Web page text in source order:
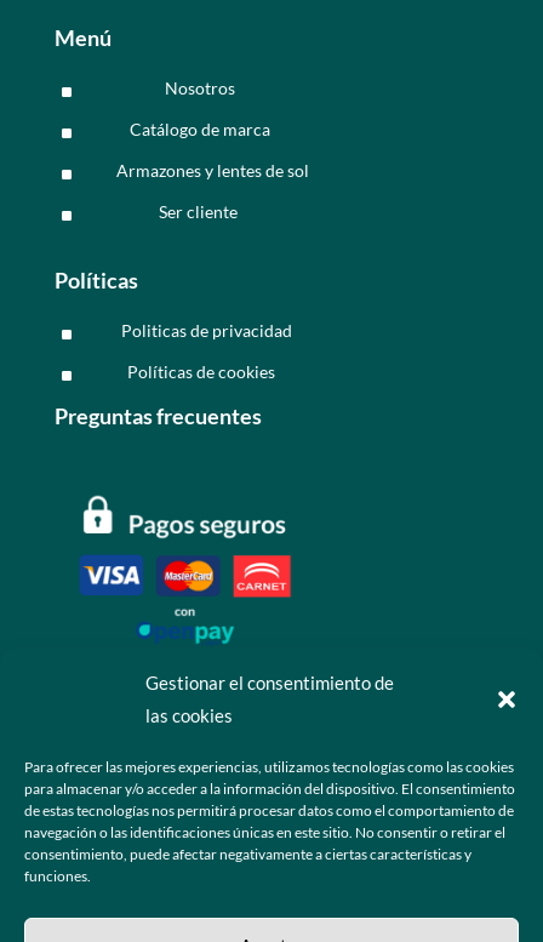
Gestionar el consentimiento de
las cookies
Para ofrecer las mejores experiencias, utilizamos tecnologías como las cookies
para almacenar y/o acceder a la información del dispositivo. El consentimiento
de estas tecnologías nos permitirá procesar datos como el comportamiento de
navegación o las identificaciones únicas en este sitio. No consentir o retirar el
consentimiento, puede afectar negativamente a ciertas características y
funciones.
Menú
^ Nosotros
^ Catálogo de marca
^ Armazones y lentes de sol
^ Ser cliente
Políticas
^ Politicas de privacidad
^ Políticas de cookies
Preguntas frecuentes
 +52 55 6173 7725 (Ventas)
 hola@grupo-omk.com
© 2025 Grupo OMK – Todos los derechos reservados